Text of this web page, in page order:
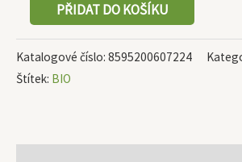
PŘIDAT DO KOŠÍKU
Katalogové číslo: 8595200607224
Štítek: BIO